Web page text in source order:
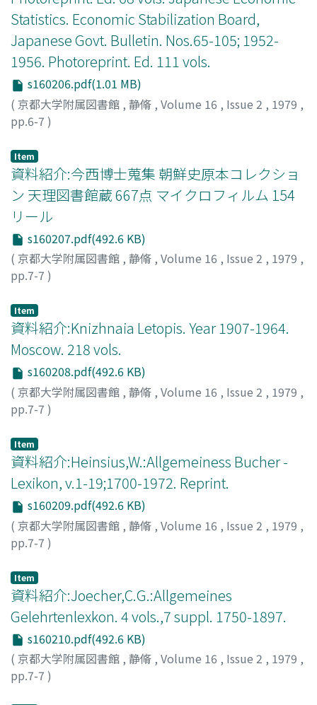
Statistics. Economic Stabilization Board,
Japanese Govt. Bulletin. Nos.65-105; 1952-
1956. Photoreprint. Ed. 111 vols.
s160206.pdf(1.01 MB)
( 京都大学附属図書館 , 静脩 , Volume 16 , Issue 2 , 1979 ,
pp.6-7 )
Item
資料紹介:今西博士蒐集 朝鮮史原本コレクショ
ン 天理図書館蔵 667点 マイクロフィルム 154
リール
s160207.pdf(492.6 KB)
( 京都大学附属図書館 , 静脩 , Volume 16 , Issue 2 , 1979 ,
pp.7-7 )
Item
資料紹介:Knizhnaia Letopis. Year 1907-1964.
Moscow. 218 vols.
s160208.pdf(492.6 KB)
( 京都大学附属図書館 , 静脩 , Volume 16 , Issue 2 , 1979 ,
pp.7-7 )
Item
資料紹介:Heinsius,W.:Allgemeiness Bucher -
Lexikon, v.1-19;1700-1972. Reprint.
s160209.pdf(492.6 KB)
( 京都大学附属図書館 , 静脩 , Volume 16 , Issue 2 , 1979 ,
pp.7-7 )
Item
資料紹介:Joecher,C.G.:Allgemeines
Gelehrtenlexkon. 4 vols.,7 suppl. 1750-1897.
s160210.pdf(492.6 KB)
( 京都大学附属図書館 , 静脩 , Volume 16 , Issue 2 , 1979 ,
pp.7-7 )